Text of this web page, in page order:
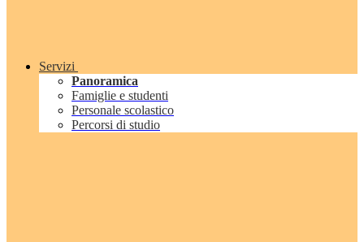
Servizi
Panoramica
Famiglie e studenti
Personale scolastico
Percorsi di studio